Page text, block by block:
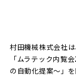
村田機械株式会社
「ムラテック内覧
の自動化提案～」を